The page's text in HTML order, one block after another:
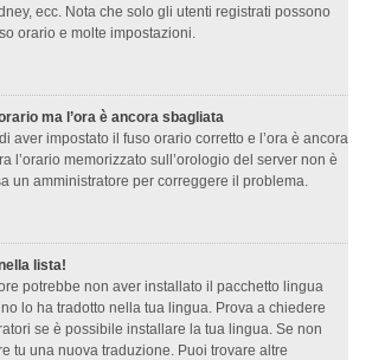
ecc. Nota che solo gli utenti registrati possono
orario e molte impostazioni.
ma l’ora è ancora sbagliata
aver impostato il fuso orario corretto e l’ora è ancora
l’orario memorizzato sull’orologio del server non è
un amministratore per correggere il problema.
lista!
potrebbe non aver installato il pacchetto lingua
lo ha tradotto nella tua lingua. Prova a chiedere
se è possibile installare la tua lingua. Se non
tu una nuova traduzione. Puoi trovare altre